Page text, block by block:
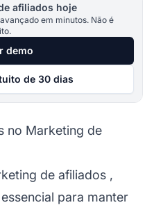
afiliados hoje
em minutos. Não é
demo
de 30 dias
no Marketing de
de afiliados ,
para manter